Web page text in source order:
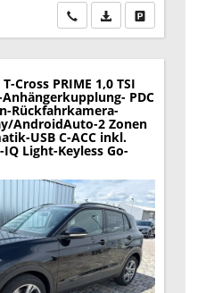
Wir rufen Sie an
PDF-Datei,Drucken,
Cross PRIME 1,0 TSI
-Anhängerkupplung- PDC
Rückfahrkamera-
AndroidAuto-2 Zonen
USB C-ACC inkl.
Light-Keyless Go-